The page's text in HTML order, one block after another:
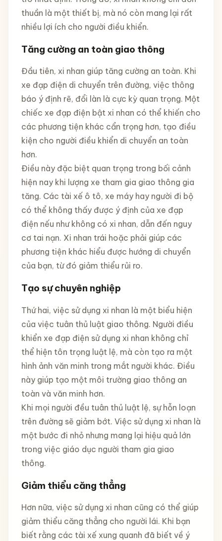
thuần là một thiết bị, mà nó còn mang lại rất
nhiều lợi ích cho người điều khiển.
Tăng cường an toàn giao thông
Đầu tiên, xi nhan giúp tăng cường an toàn. Khi
xe đạp điện di chuyển trên đường, việc thông
báo ý định rẽ, đổi làn là cực kỳ quan trọng. Một
chiếc xe đạp điện bật xi nhan có thể khiến cho
các phương tiện khác cẩn trọng hơn, tạo điều
kiện cho người điều khiển di chuyển an toàn
hơn.
Điều này đặc biệt quan trọng trong bối cảnh
hiện nay khi lượng xe tham gia giao thông gia
tăng. Các tài xế ô tô, xe máy hay người đi bộ
có thể không thấy được ý định của xe đạp
điện nếu như không có xi nhan, dẫn đến nguy
cơ tai nạn. Xi nhan trái hoặc phải giúp các
phương tiện khác hiểu được hướng di chuyển
của bạn, từ đó giảm thiểu rủi ro.
Tạo sự chuyên nghiệp
Thứ hai, việc sử dụng xi nhan là một biểu hiện
của việc tuân thủ luật giao thông. Người điều
khiển xe đạp điện sử dụng xi nhan không chỉ
thể hiện tôn trọng luật lệ, mà còn tạo ra một
hình ảnh văn minh trong mắt người khác. Điều
này giúp tạo một môi trường giao thông an
toàn và văn minh hơn.
Khi mọi người đều tuân thủ luật lệ, sự hỗn loạn
trên đường sẽ giảm bớt. Việc sử dụng xi nhan là
một bước đi nhỏ nhưng mang lại hiệu quả lớn
trong việc giáo dục người tham gia giao
thông.
Giảm thiểu căng thẳng
Hơn nữa, việc sử dụng xi nhan cũng có thể giúp
giảm thiểu căng thẳng cho người lái. Khi bạn
biết rằng các tài xế xung quanh đã biết về ý